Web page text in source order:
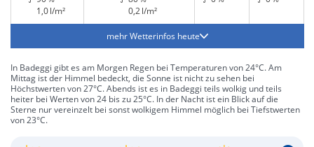
1,0 l/m²
0,2 l/m²
mehr Wetterinfos heute
In Badeggi gibt es am Morgen Regen bei Temperaturen von 24°C. Am
Mittag ist der Himmel bedeckt, die Sonne ist nicht zu sehen bei
Höchstwerten von 27°C. Abends ist es in Badeggi teils wolkig und teils
heiter bei Werten von 24 bis zu 25°C. In der Nacht ist ein Blick auf die
Sterne nur vereinzelt bei sonst wolkigem Himmel möglich bei Tiefstwerten
von 23°C.